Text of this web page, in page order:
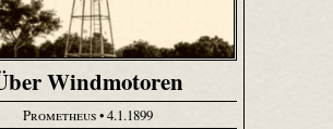
Windmotoren
Prometheus• 4.1.1899